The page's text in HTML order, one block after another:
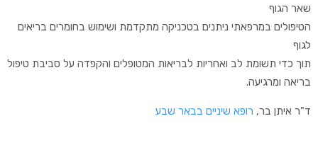
שאר הגוף
הטיפולים במרפאתי ניתנים בטכניקה מתקדמת ושימוש בחומרים בריאים
לגוף
תוך כדי תשומת לב ואחריות לבריאות המטופלים והקפדה על סביבת טיפול
בריאה ומרגיעה.
ד"ר איתן בר, רופא שיניים בבאר שבע